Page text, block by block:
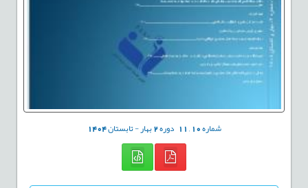
شماره10
,
11 دوره2بهار - تابستان1404